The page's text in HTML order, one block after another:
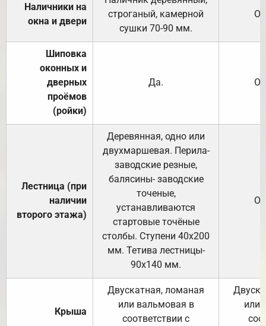
Наличники на
окна и двери
строганый, камерной
сушки 70-90 мм.
Шиповка
оконных и
дверных
проёмов
(ройки)
Да.
Лестница (при
наличии
второго этажа)
Деревянная, одно или
двухмаршевая. Перила-
заводские резные,
балясины- заводские
точеные,
устанавливаются
стартовые точёные
столбы. Ступени 40х200
мм. Тетива лестницы-
90х140 мм.
Крыша
Двускатная, ломаная
или вальмовая в
соответствии с
или